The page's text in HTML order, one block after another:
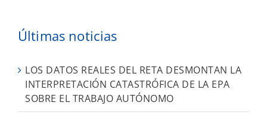
Últimas noticias
LOS DATOS REALES DEL RETA DESMONTAN LA
INTERPRETACIÓN CATASTRÓFICA DE LA EPA
SOBRE EL TRABAJO AUTÓNOMO